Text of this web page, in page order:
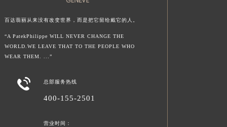
百达翡丽从来没有改变世界，而是把它留给戴它的人。
“A PatekPhilippe WILL NEVER CHANGE THE
WORLD.WE LEAVE THAT TO THE PEOPLE WHO
WEAR THEM. ...”
 总部服务热线
400-155-2501
营业时间：